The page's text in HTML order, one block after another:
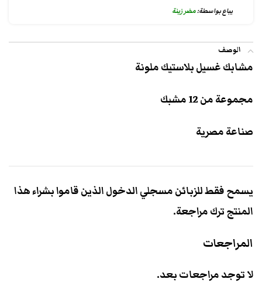
يباع بواسطة:مضر زينة
الوصف
مشابك غسيل بلاستيك ملونة
مجموعة من 12 مشبك
صناعة مصرية
المراجعات
لا توجد مراجعات بعد.
يسمح فقط للزبائن مسجلي الدخول الذين قاموا بشراء هذا
المنتج ترك مراجعة.